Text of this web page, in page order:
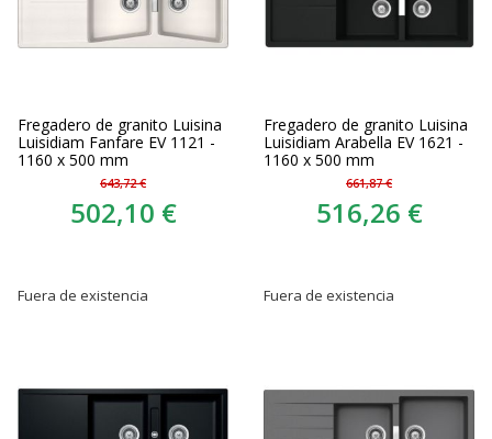
Fregadero de granito Luisina
Luisidiam Fanfare EV 1121 -
1160 x 500 mm
643,72 €
502,10 €
Fuera de existencia
Fregadero de granito Luisina
Luisidiam Arabella EV 1621 -
1160 x 500 mm
661,87 €
516,26 €
Fuera de existencia